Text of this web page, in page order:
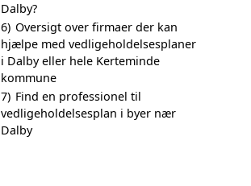
Dalby?
6) Oversigt over firmaer der kan
hjælpe med vedligeholdelsesplaner
i Dalby eller hele Kerteminde
kommune
7) Find en professionel til
vedligeholdelsesplan i byer nær
Dalby